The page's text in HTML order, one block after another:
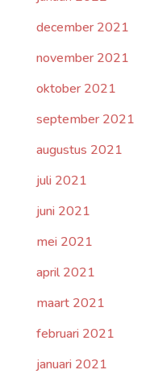
december 2021
november 2021
oktober 2021
september 2021
augustus 2021
juli 2021
juni 2021
mei 2021
april 2021
maart 2021
februari 2021
januari 2021